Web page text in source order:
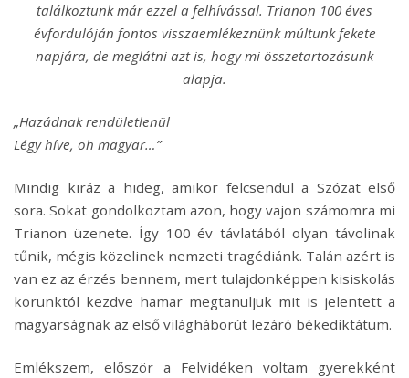
találkoztunk már ezzel a felhívással. Trianon 100 éves
évfordulóján fontos visszaemlékeznünk múltunk fekete
napjára, de meglátni azt is, hogy mi összetartozásunk
alapja.
„Hazádnak rendületlenül
Légy híve, oh magyar…”
Mindig kiráz a hideg, amikor felcsendül a Szózat első
sora. Sokat gondolkoztam azon, hogy vajon számomra mi
Trianon üzenete. Így 100 év távlatából olyan távolinak
tűnik, mégis közelinek nemzeti tragédiánk. Talán azért is
van ez az érzés bennem, mert tulajdonképpen kisiskolás
korunktól kezdve hamar megtanuljuk mit is jelentett a
magyarságnak az első világháborút lezáró békediktátum.
Emlékszem, először a Felvidéken voltam gyerekként